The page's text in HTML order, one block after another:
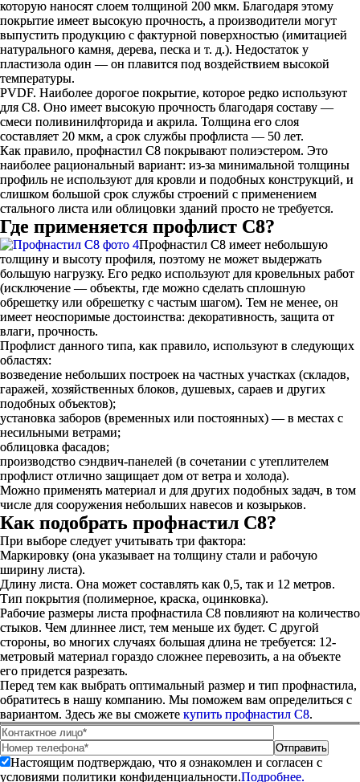
которую наносят слоем толщиной 200 мкм. Благодаря этому
покрытие имеет высокую прочность, а производители могут
выпустить продукцию с фактурной поверхностью (имитацией
натурального камня, дерева, песка и т. д.). Недостаток у
пластизола один — он плавится под воздействием высокой
температуры.
PVDF. Наиболее дорогое покрытие, которое редко используют
для С8. Оно имеет высокую прочность благодаря составу —
смеси поливинилфторида и акрила. Толщина его слоя
составляет 20 мкм, а срок службы профлиста — 50 лет.
Как правило, профнастил С8 покрывают полиэстером. Это
наиболее рациональный вариант: из-за минимальной толщины
профиль не используют для кровли и подобных конструкций, и
слишком большой срок службы строений с применением
стального листа или облицовки зданий просто не требуется.
Где применяется профлист С8?
Профнастил С8 имеет небольшую
толщину и высоту профиля, поэтому не может выдержать
большую нагрузку. Его редко используют для кровельных работ
(исключение — объекты, где можно сделать сплошную
обрешетку или обрешетку с частым шагом). Тем не менее, он
имеет неоспоримые достоинства: декоративность, защита от
влаги, прочность.
Профлист данного типа, как правило, используют в следующих
областях:
возведение небольших построек на частных участках (складов,
гаражей, хозяйственных блоков, душевых, сараев и других
подобных объектов);
установка заборов (временных или постоянных) — в местах с
несильными ветрами;
облицовка фасадов;
производство сэндвич-панелей (в сочетании с утеплителем
профлист отлично защищает дом от ветра и холода).
Можно применять материал и для других подобных задач, в том
числе для сооружения небольших навесов и козырьков.
Как подобрать профнастил С8?
При выборе следует учитывать три фактора:
Маркировку (она указывает на толщину стали и рабочую
ширину листа).
Длину листа. Она может составлять как 0,5, так и 12 метров.
Тип покрытия (полимерное, краска, оцинковка).
Рабочие размеры листа профнастила С8 повлияют на количество
стыков. Чем длиннее лист, тем меньше их будет. С другой
стороны, во многих случаях большая длина не требуется: 12-
метровый материал гораздо сложнее перевозить, а на объекте
его придется разрезать.
Перед тем как выбрать оптимальный размер и тип профнастила,
обратитесь в нашу компанию. Мы поможем вам определиться с
вариантом. Здесь же вы сможете купить профнастил С8.
Настоящим подтверждаю, что я ознакомлен и согласен с
условиями политики конфиденциальности.Подробнее.